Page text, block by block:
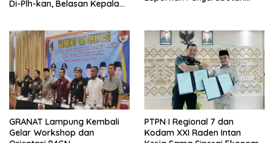
Di-Plh-kan, Belasan Kepala
GRANAT Lampung Kembali
Gelar Workshop dan
PTPN I Regional 7 dan
Kodam XXI Raden Intan